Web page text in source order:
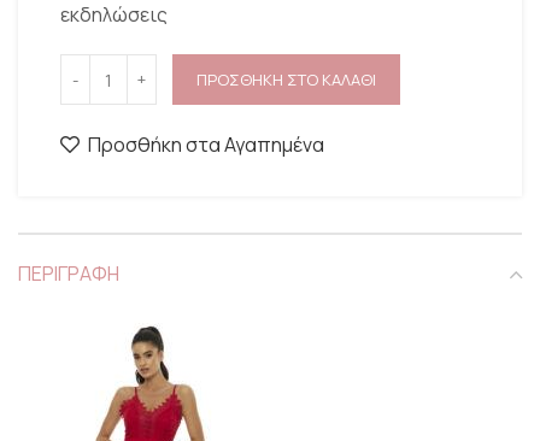
εκδηλώσεις
ΠΡΟΣΘΗΚΗ ΣΤΟ ΚΑΛΑΘΙ
Προσθήκη στα Αγαπημένα
ΠΕΡΙΓΡΑΦΗ